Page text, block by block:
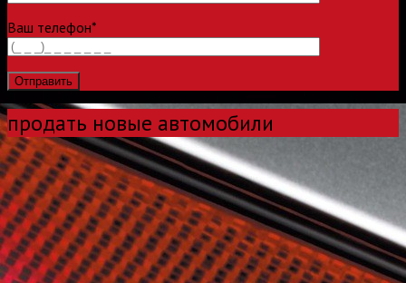
Ваш телефон*
продать новые автомобили